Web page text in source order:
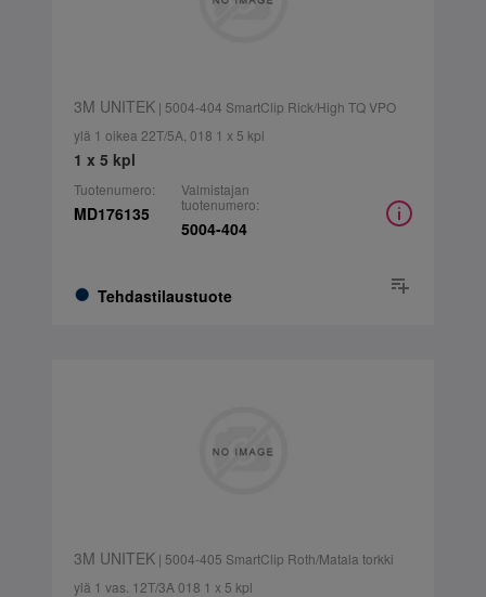
3M UNITEK| 5004-404 SmartClip Rick/High TQ VPO
ylä 1 oikea 22T/5A, 018 1 x 5 kpl
1 x 5 kpl
Tuotenumero:
MD176135
Tehdastilaustuote
Valmistajan
tuotenumero:
5004-404
3M UNITEK| 5004-405 SmartClip Roth/Matala torkki
ylä 1 vas. 12T/3A 018 1 x 5 kpl